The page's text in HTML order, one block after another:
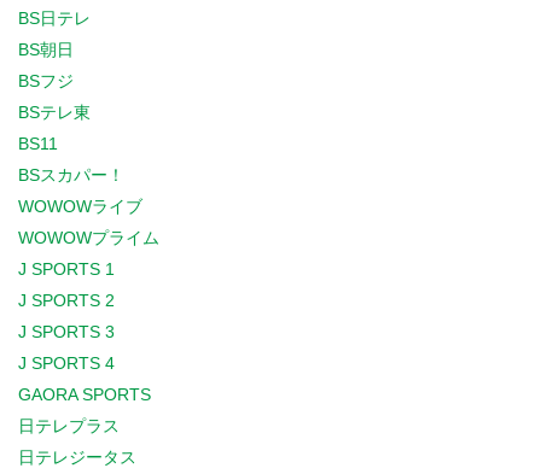
BS日テレ
BS朝日
BSフジ
BSテレ東
BS11
BSスカパー！
WOWOWライブ
WOWOWプライム
J SPORTS 1
J SPORTS 2
J SPORTS 3
J SPORTS 4
GAORA SPORTS
日テレプラス
日テレジータス